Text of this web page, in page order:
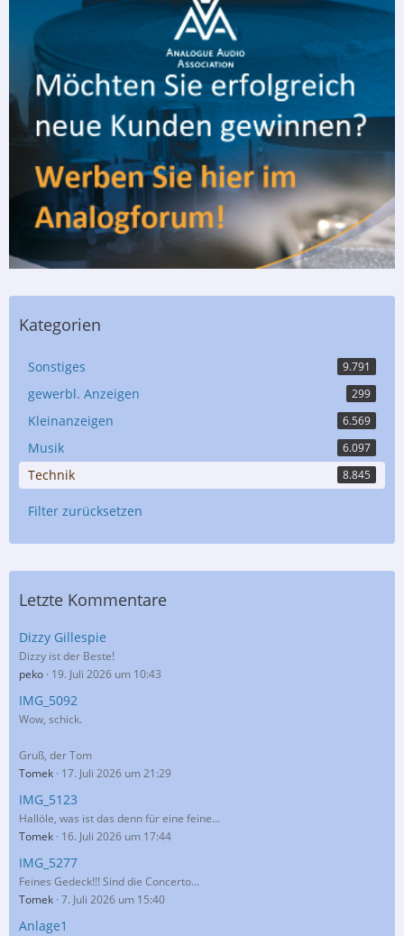
Kategorien
Sonstiges 9.791
gewerbl. Anzeigen 299
Kleinanzeigen 6.569
Musik 6.097
Technik 8.845
Filter zurücksetzen
Letzte Kommentare
Dizzy Gillespie
Dizzy ist der Beste!
peko 19. Juli 2026 um 10:43
IMG_5092
Wow, schick.
Gruß, der Tom
Tomek 17. Juli 2026 um 21:29
IMG_5123
Hallöle, was ist das denn für eine feine…
Tomek 16. Juli 2026 um 17:44
IMG_5277
Feines Gedeck!!! Sind die Concerto…
Tomek 7. Juli 2026 um 15:40
Anlage1